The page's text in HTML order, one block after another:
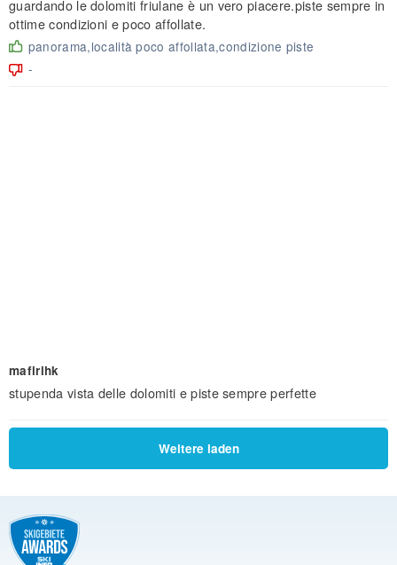
guardando le dolomiti friulane è un vero piacere.piste sempre in
ottime condizioni e poco affollate.
panorama,località poco affollata,condizione piste
-
mafirihk
stupenda vista delle dolomiti e piste sempre perfette
Weitere laden